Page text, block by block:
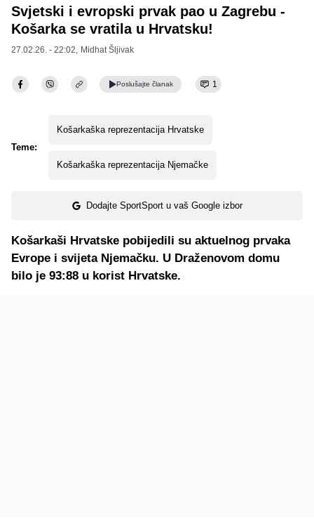
Svjetski i evropski prvak pao u Zagrebu -
Košarka se vratila u Hrvatsku!
27.02.26. - 22:02, Midhat Šljivak
Poslušajte članak 1
Teme:
Košarkaška reprezentacija Hrvatske
Košarkaška reprezentacija Njemačke
Dodajte SportSport u vaš Google izbor
Košarkaši Hrvatske pobijedili su aktuelnog prvaka
Evrope i svijeta Njemačku. U Draženovom domu
bilo je 93:88 u korist Hrvatske.